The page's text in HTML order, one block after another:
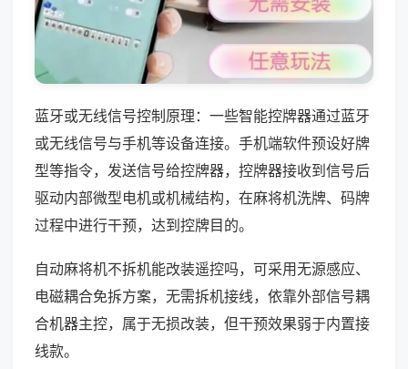
蓝牙或无线信号控制原理：一些智能控牌器通过蓝牙
或无线信号与手机等设备连接。手机端软件预设好牌
型等指令，发送信号给控牌器，控牌器接收到信号后
驱动内部微型电机或机械结构，在麻将机洗牌、码牌
过程中进行干预，达到控牌目的。
自动麻将机不拆机能改装遥控吗，可采用无源感应、
电磁耦合免拆方案，无需拆机接线，依靠外部信号耦
合机器主控，属于无损改装，但干预效果弱于内置接
线款。